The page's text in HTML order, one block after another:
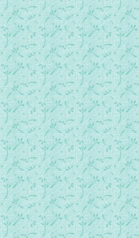
060 第五部第三章 心灵的黑夜
061 第五部第四章 灵魂的行动
062 第五部第四章 灵魂的行动
063 第五部第四章 灵魂的行
064 第五部第五章 黑夜中的援
065 第五部第五章 黑夜中的援
066 第五部第五章 黑夜中的援
067 第五部第六章 心神黑夜的
068 第五部第六章 心神黑夜的
069 第五部第六章 心神黑夜的
070 第五部第七章 心神的婚约
071 第五部第七章 心神的婚约
072 第五部第七章 心神的婚约
073 第五部第七章 心神的婚约